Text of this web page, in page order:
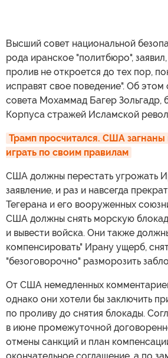
Высший совет национальной
рода иранское "политбюро",
пролив не откроется до тех пор,
исправят свое поведение". Об
совета Мохаммад Багер Зольгадр,
Корпуса стражей Исламской
Трамп просчитался. США загнаны
играть по своим правилам
США должны перестать угрожать
заявление, и раз и навсегда
Тегерана и его вооруженных
США должны снять морскую
и вывести войска. Они также
компенсировать" Ирану ущерб,
"безоговорочно" разморозить
От США немедленных
однако они хотели бы заключить
по проливу до снятия блокады.
в июне промежуточной
отмены санкций и план